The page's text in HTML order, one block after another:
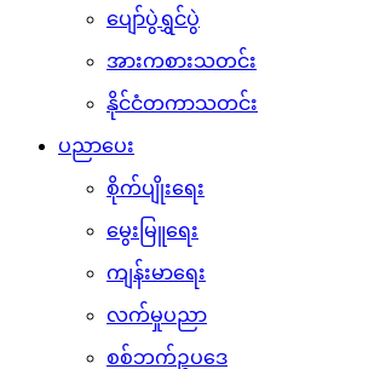
ပျော်ပွဲရွှင်ပွဲ
အားကစားသတင်း
နိုင်ငံတကာသတင်း
ပညာပေး
စိုက်ပျိုးရေး
မွေးမြူရေး
ကျန်းမာရေး
လက်မှုပညာ
စစ်ဘက်ဥပဒေ